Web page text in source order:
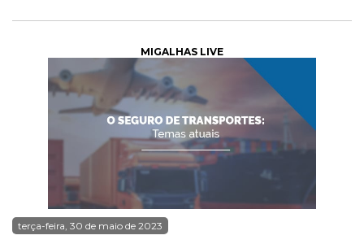
MIGALHAS LIVE
terça-feira, 30 de maio de 2023